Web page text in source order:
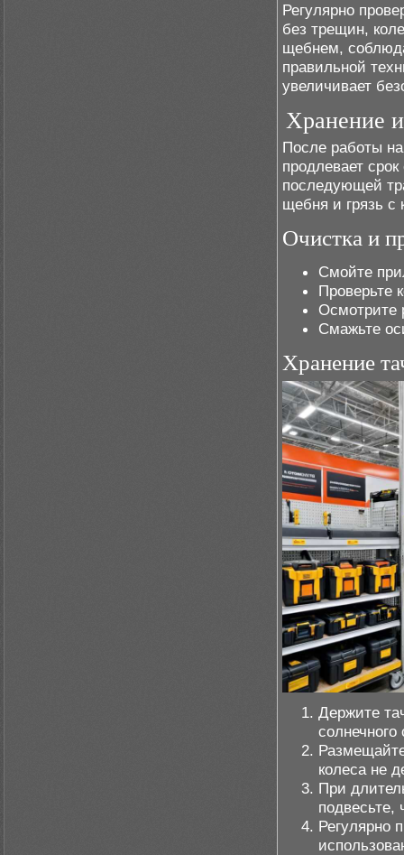
Регулярно
без трещин,
щебнем,
правильной
увеличивает
Хранение
После работы
продлевает
последующей
щебня и грязь с
Очистка и
Смойте
Проверьте
Осмотрите
Смажьте
Хранение
Держите
солнечного
колеса не
При
подвесьте,
Регулярно